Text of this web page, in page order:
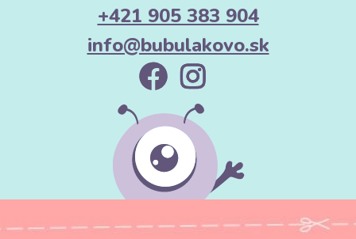
+421 905 383 904
info@bubulakovo.sk